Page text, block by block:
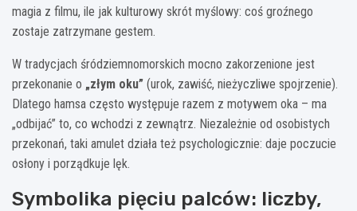
magia z filmu, ile jak kulturowy skrót myślowy: coś groźnego
zostaje zatrzymane gestem.
W tradycjach śródziemnomorskich mocno zakorzenione jest
przekonanie o „złym oku” (urok, zawiść, nieżyczliwe spojrzenie).
Dlatego hamsa często występuje razem z motywem oka – ma
„odbijać” to, co wchodzi z zewnątrz. Niezależnie od osobistych
przekonań, taki amulet działa też psychologicznie: daje poczucie
osłony i porządkuje lęk.
Symbolika pięciu palców: liczby,